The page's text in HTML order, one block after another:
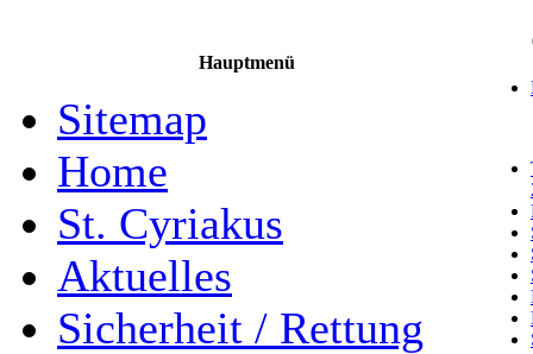
Hauptmenü
Sitemap
Home
St. Cyriakus
Aktuelles
Sicherheit / Rettung